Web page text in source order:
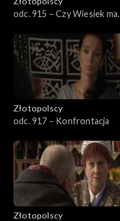
odc. 915 – Czy Wiesiek ma
Złotopolscy
odc. 917 – Konfrontacja
Złotopolscy